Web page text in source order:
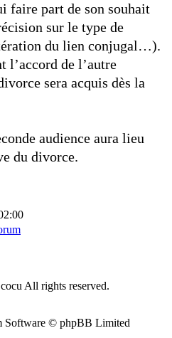
faire part de son souhait
sur le type de
du lien conjugal…).
l’accord de l’autre
sera acquis dès la
audience aura lieu
du divorce.
All rights reserved.
Software © phpBB Limited